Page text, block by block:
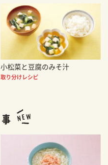
小松菜と豆腐のみそ汁
取り分けレシピ